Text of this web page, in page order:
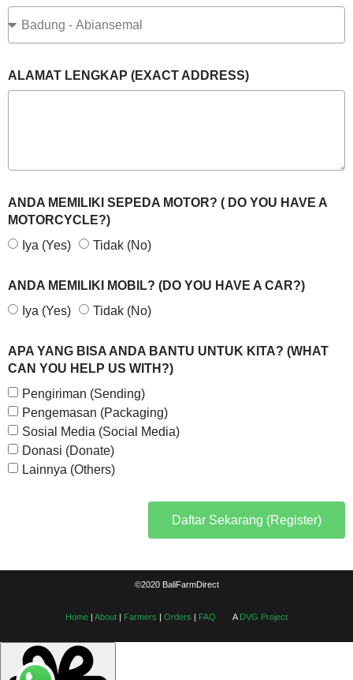
ALAMAT LENGKAP (EXACT ADDRESS)
ANDA MEMILIKI SEPEDA MOTOR? ( DO YOU HAVE A
MOTORCYCLE?)
Iya (Yes)
Tidak (No)
ANDA MEMILIKI MOBIL? (DO YOU HAVE A CAR?)
Iya (Yes)
Tidak (No)
APA YANG BISA ANDA BANTU UNTUK KITA? (WHAT
CAN YOU HELP US WITH?)
Pengiriman (Sending)
Pengemasan (Packaging)
Sosial Media (Social Media)
Donasi (Donate)
Lainnya (Others)
Daftar Sekarang (Register)
©2020 BaliFarmDirect
Home | About | Farmers | Orders | FAQ A DVG Project